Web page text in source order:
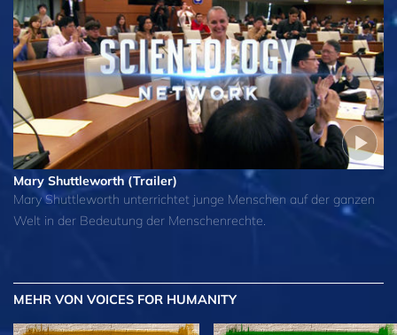
Mary Shuttleworth (Trailer)
Mary Shuttleworth unterrichtet junge Menschen auf der ganzen
Welt in der Bedeutung der Menschenrechte.
MEHR VON VOICES FOR HUMANITY